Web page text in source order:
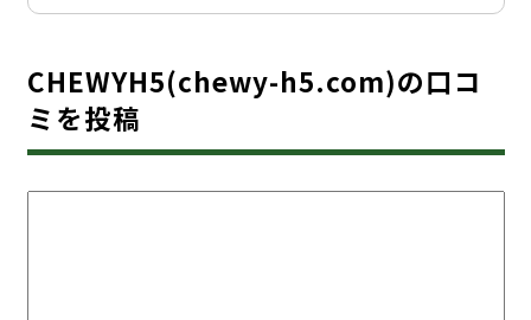
CHEWYH5(chewy-h5.com)の口コ
ミを投稿